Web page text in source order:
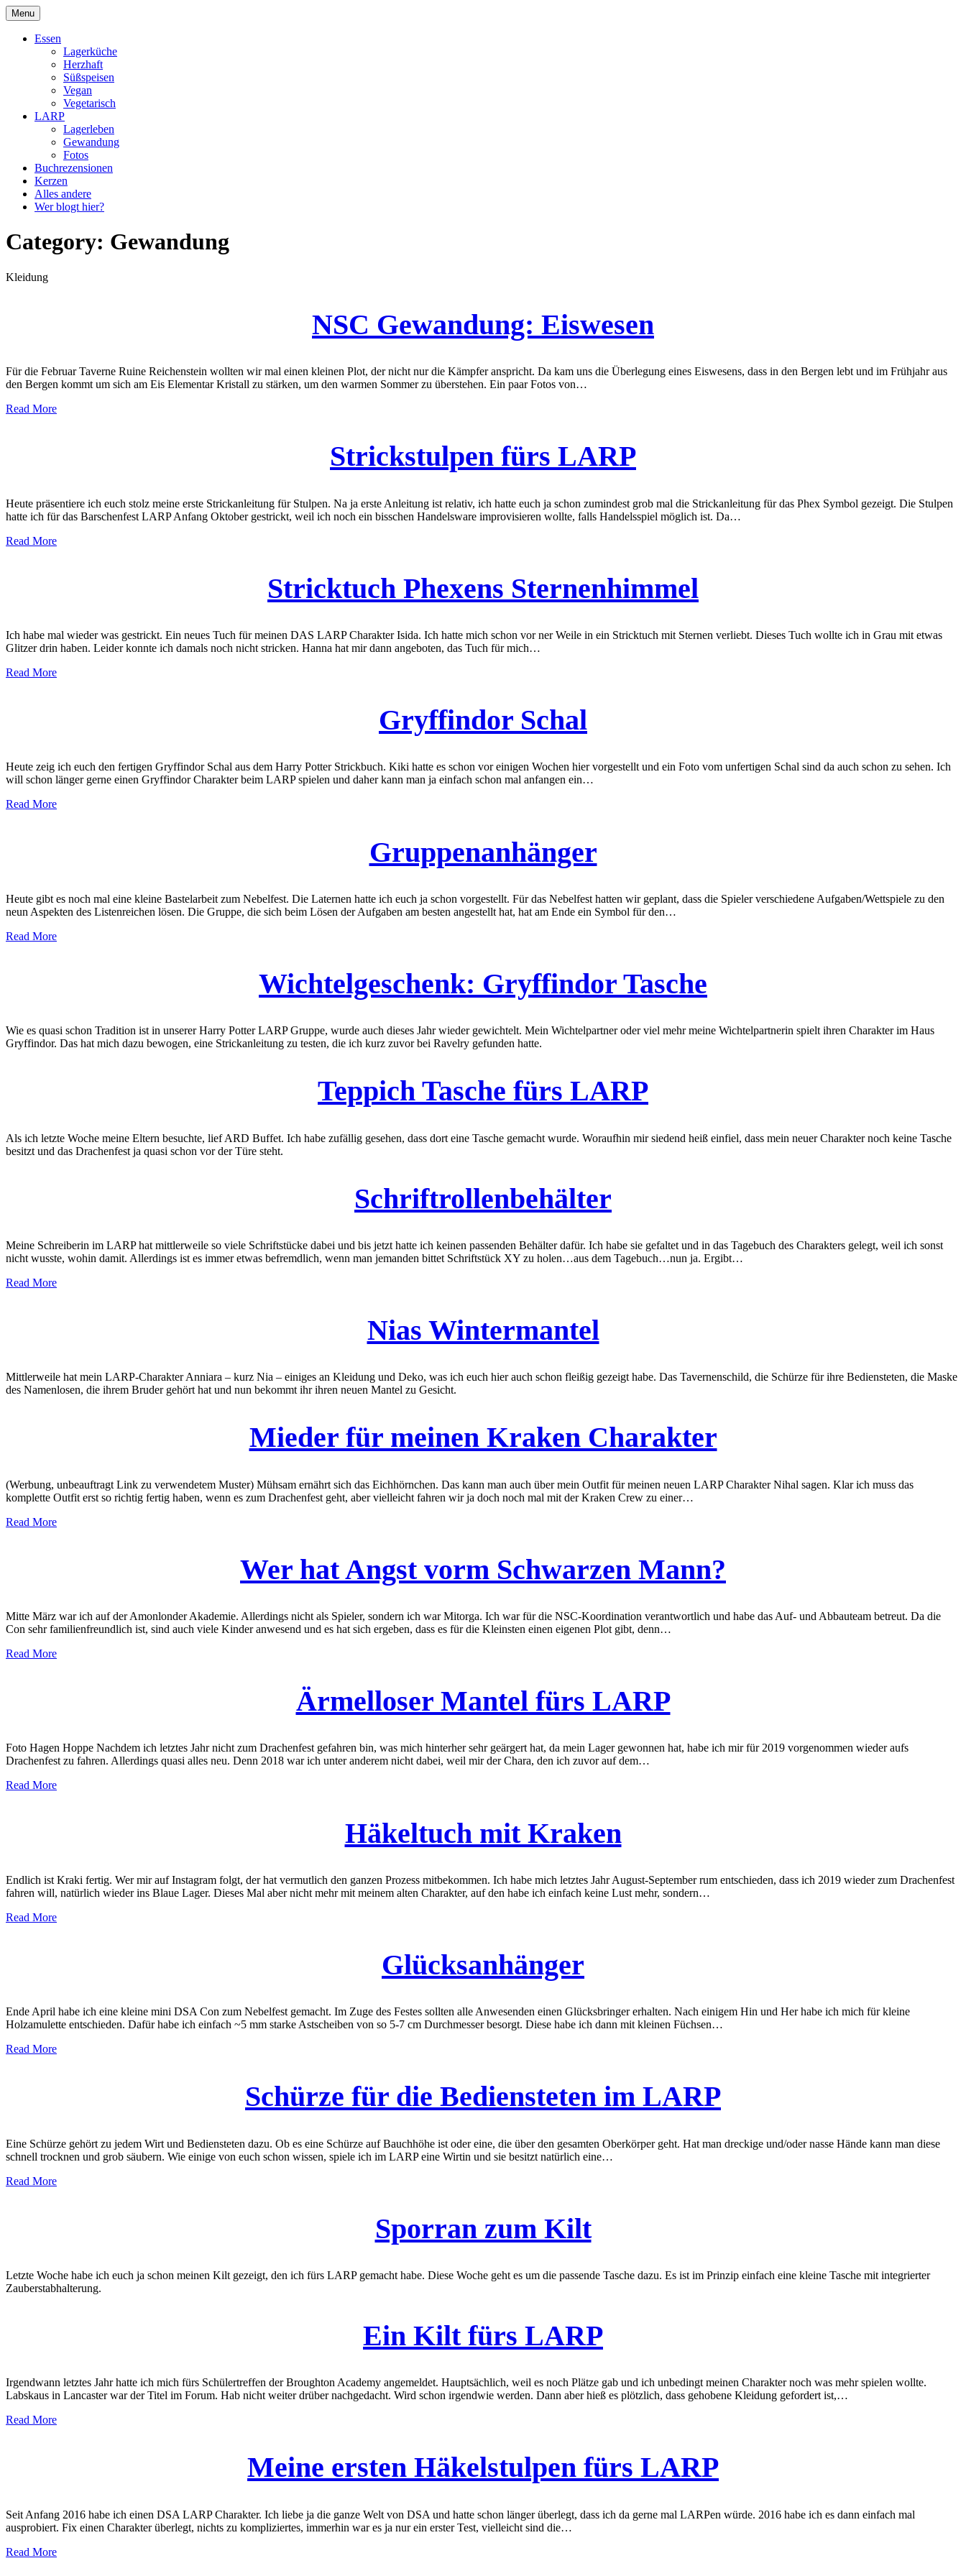
Skip
to
content
DragonDanielas Hobbyblog
Menu
Essen
Lagerküche
Herzhaft
Süßspeisen
Vegan
Vegetarisch
LARP
Lagerleben
Gewandung
Fotos
Buchrezensionen
Kerzen
Alles andere
Wer blogt hier?
Category: Gewandung
Kleidung
NSC Gewandung: Eiswesen
Für die Februar Taverne Ruine Reichenstein wollten wir mal einen kleinen Plot, der nicht nur die Kämpfer anspricht. Da kam uns die Überlegung eines Eiswesens, dass in den Bergen lebt und im Frühjahr aus
den Bergen kommt um sich am Eis Elementar Kristall zu stärken, um den warmen Sommer zu überstehen. Ein paar Fotos von…
Read More
Strickstulpen fürs LARP
Heute präsentiere ich euch stolz meine erste Strickanleitung für Stulpen. Na ja erste Anleitung ist relativ, ich hatte euch ja schon zumindest grob mal die Strickanleitung für das Phex Symbol gezeigt. Die Stulpen
hatte ich für das Barschenfest LARP Anfang Oktober gestrickt, weil ich noch ein bisschen Handelsware improvisieren wollte, falls Handelsspiel möglich ist. Da…
Read More
Stricktuch Phexens Sternenhimmel
Ich habe mal wieder was gestrickt. Ein neues Tuch für meinen DAS LARP Charakter Isida. Ich hatte mich schon vor ner Weile in ein Stricktuch mit Sternen verliebt. Dieses Tuch wollte ich in Grau mit etwas
Glitzer drin haben. Leider konnte ich damals noch nicht stricken. Hanna hat mir dann angeboten, das Tuch für mich…
Read More
Gryffindor Schal
Heute zeig ich euch den fertigen Gryffindor Schal aus dem Harry Potter Strickbuch. Kiki hatte es schon vor einigen Wochen hier vorgestellt und ein Foto vom unfertigen Schal sind da auch schon zu sehen. Ich
will schon länger gerne einen Gryffindor Charakter beim LARP spielen und daher kann man ja einfach schon mal anfangen ein…
Read More
Gruppenanhänger
Heute gibt es noch mal eine kleine Bastelarbeit zum Nebelfest. Die Laternen hatte ich euch ja schon vorgestellt. Für das Nebelfest hatten wir geplant, dass die Spieler verschiedene Aufgaben/Wettspiele zu den
neun Aspekten des Listenreichen lösen. Die Gruppe, die sich beim Lösen der Aufgaben am besten angestellt hat, hat am Ende ein Symbol für den…
Read More
Wichtelgeschenk: Gryffindor Tasche
Wie es quasi schon Tradition ist in unserer Harry Potter LARP Gruppe, wurde auch dieses Jahr wieder gewichtelt. Mein Wichtelpartner oder viel mehr meine Wichtelpartnerin spielt ihren Charakter im Haus
Gryffindor. Das hat mich dazu bewogen, eine Strickanleitung zu testen, die ich kurz zuvor bei Ravelry gefunden hatte.
Teppich Tasche fürs LARP
Als ich letzte Woche meine Eltern besuchte, lief ARD Buffet. Ich habe zufällig gesehen, dass dort eine Tasche gemacht wurde. Woraufhin mir siedend heiß einfiel, dass mein neuer Charakter noch keine Tasche
besitzt und das Drachenfest ja quasi schon vor der Türe steht.
Schriftrollenbehälter
Meine Schreiberin im LARP hat mittlerweile so viele Schriftstücke dabei und bis jetzt hatte ich keinen passenden Behälter dafür. Ich habe sie gefaltet und in das Tagebuch des Charakters gelegt, weil ich sonst
nicht wusste, wohin damit. Allerdings ist es immer etwas befremdlich, wenn man jemanden bittet Schriftstück XY zu holen…aus dem Tagebuch…nun ja. Ergibt…
Read More
Nias Wintermantel
Mittlerweile hat mein LARP-Charakter Anniara – kurz Nia – einiges an Kleidung und Deko, was ich euch hier auch schon fleißig gezeigt habe. Das Tavernenschild, die Schürze für ihre Bediensteten, die Maske
des Namenlosen, die ihrem Bruder gehört hat und nun bekommt ihr ihren neuen Mantel zu Gesicht.
Mieder für meinen Kraken Charakter
(Werbung, unbeauftragt Link zu verwendetem Muster) Mühsam ernährt sich das Eichhörnchen. Das kann man auch über mein Outfit für meinen neuen LARP Charakter Nihal sagen. Klar ich muss das
komplette Outfit erst so richtig fertig haben, wenn es zum Drachenfest geht, aber vielleicht fahren wir ja doch noch mal mit der Kraken Crew zu einer…
Read More
Wer hat Angst vorm Schwarzen Mann?
Mitte März war ich auf der Amonlonder Akademie. Allerdings nicht als Spieler, sondern ich war Mitorga. Ich war für die NSC-Koordination verantwortlich und habe das Auf- und Abbauteam betreut. Da die
Con sehr familienfreundlich ist, sind auch viele Kinder anwesend und es hat sich ergeben, dass es für die Kleinsten einen eigenen Plot gibt, denn…
Read More
Ärmelloser Mantel fürs LARP
Foto Hagen Hoppe Nachdem ich letztes Jahr nicht zum Drachenfest gefahren bin, was mich hinterher sehr geärgert hat, da mein Lager gewonnen hat, habe ich mir für 2019 vorgenommen wieder aufs
Drachenfest zu fahren. Allerdings quasi alles neu. Denn 2018 war ich unter anderem nicht dabei, weil mir der Chara, den ich zuvor auf dem…
Read More
Häkeltuch mit Kraken
Endlich ist Kraki fertig. Wer mir auf Instagram folgt, der hat vermutlich den ganzen Prozess mitbekommen. Ich habe mich letztes Jahr August-September rum entschieden, dass ich 2019 wieder zum Drachenfest
fahren will, natürlich wieder ins Blaue Lager. Dieses Mal aber nicht mehr mit meinem alten Charakter, auf den habe ich einfach keine Lust mehr, sondern…
Read More
Glücksanhänger
Ende April habe ich eine kleine mini DSA Con zum Nebelfest gemacht. Im Zuge des Festes sollten alle Anwesenden einen Glücksbringer erhalten. Nach einigem Hin und Her habe ich mich für kleine
Holzamulette entschieden. Dafür habe ich einfach ~5 mm starke Astscheiben von so 5-7 cm Durchmesser besorgt. Diese habe ich dann mit kleinen Füchsen…
Read More
Schürze für die Bediensteten im LARP
Eine Schürze gehört zu jedem Wirt und Bediensteten dazu. Ob es eine Schürze auf Bauchhöhe ist oder eine, die über den gesamten Oberkörper geht. Hat man dreckige und/oder nasse Hände kann man diese
schnell trocknen und grob säubern. Wie einige von euch schon wissen, spiele ich im LARP eine Wirtin und sie besitzt natürlich eine…
Read More
Sporran zum Kilt
Letzte Woche habe ich euch ja schon meinen Kilt gezeigt, den ich fürs LARP gemacht habe. Diese Woche geht es um die passende Tasche dazu. Es ist im Prinzip einfach eine kleine Tasche mit integrierter
Zauberstabhalterung.
Ein Kilt fürs LARP
Irgendwann letztes Jahr hatte ich mich fürs Schülertreffen der Broughton Academy angemeldet. Hauptsächlich, weil es noch Plätze gab und ich unbedingt meinen Charakter noch was mehr spielen wollte.
Labskaus in Lancaster war der Titel im Forum. Hab nicht weiter drüber nachgedacht. Wird schon irgendwie werden. Dann aber hieß es plötzlich, dass gehobene Kleidung gefordert ist,…
Read More
Meine ersten Häkelstulpen fürs LARP
Seit Anfang 2016 habe ich einen DSA LARP Charakter. Ich liebe ja die ganze Welt von DSA und hatte schon länger überlegt, dass ich da gerne mal LARPen würde. 2016 habe ich es dann einfach mal
ausprobiert. Fix einen Charakter überlegt, nichts zu kompliziertes, immerhin war es ja nur ein erster Test, vielleicht sind die…
Read More